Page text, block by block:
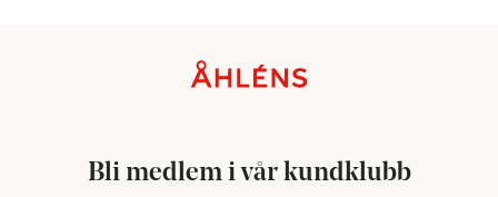
Bli medlem i vår kundklubb